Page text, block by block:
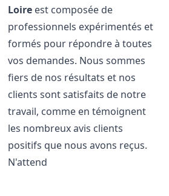
Loire est composée de
professionnels expérimentés et
formés pour répondre à toutes
vos demandes. Nous sommes
fiers de nos résultats et nos
clients sont satisfaits de notre
travail, comme en témoignent
les nombreux avis clients
positifs que nous avons reçus.
N'attend